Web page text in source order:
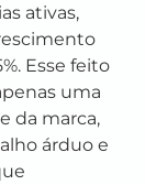
ativas,
Esse feito
uma
da marca,
árduo e